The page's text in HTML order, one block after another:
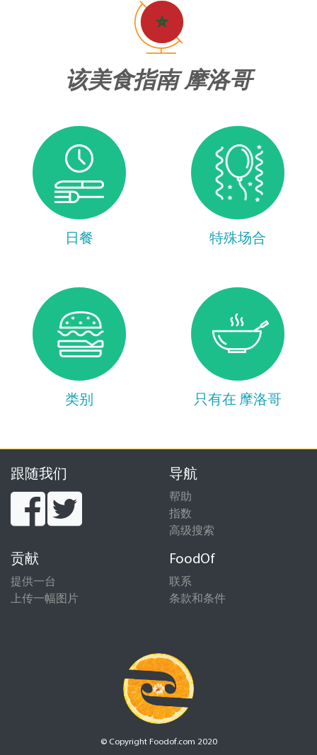
该美食指南 摩洛哥
日餐 特殊场合
类别 只有在 摩洛哥
跟随我们 导航
帮助
指数
高级搜索
贡献
提供一台
上传一幅图片
FoodOf
联系
条款和条件
© Copyright Foodof.com 2020